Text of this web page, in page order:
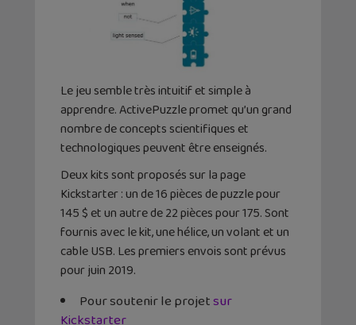
Le jeu semble très intuitif et simple à
apprendre. ActivePuzzle promet qu’un grand
nombre de concepts scientifiques et
technologiques peuvent être enseignés.
Deux kits sont proposés sur la page
Kickstarter : un de 16 pièces de puzzle pour
145 $ et un autre de 22 pièces pour 175. Sont
fournis avec le kit, une hélice, un volant et un
cable USB. Les premiers envois sont prévus
pour juin 2019.
Pour soutenir le projetsur